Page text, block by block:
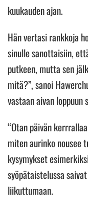
kuukauden ajan.
Hän vertasi rankkoja
sinulle sanottaisiin,
putkeen, mutta sen
mitä?”, sanoi
vastaan aivan loppuun
“Otan päivän
miten aurinko nousee
kysymykset
syöpätaistelussa
liikuttumaan.